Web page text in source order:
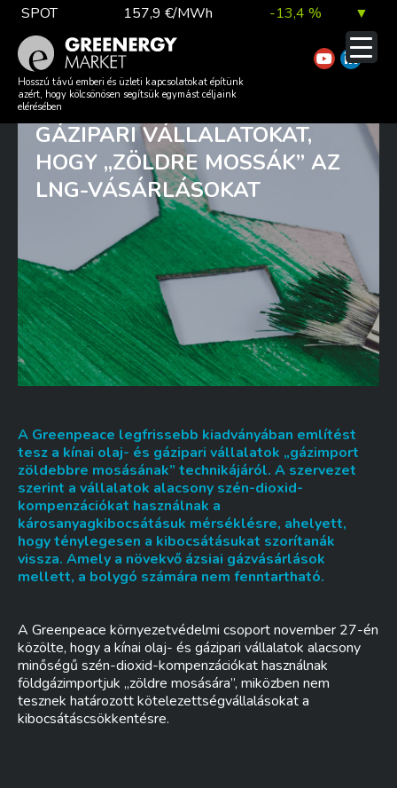
Skip
content
SPOT 157,9 €/MWh -13,4 % ▼
TTF DA 56,1 €/MWh 7,0 % ▲
EUA 81,9 €/t 1,0 %
26 140,13 0,1 %
EUR árfolyam 0,2 % ▲
Hosszú távú emberi és üzleti kapcsolatokat építünk
azért, hogy kölcsönösen segítsük egymást céljaink
elérésében
A GREENPEACE AZZAL
VÁDOLJA A KÍNAI OLAJ- ÉS
GÁZIPARI VÁLLALATOKAT,
HOGY „ZÖLDRE MOSSÁK” AZ
LNG-VÁSÁRLÁSOKAT
A Greenpeace legfrissebb kiadványában említést
tesz a kínai olaj- és gázipari vállalatok „gázimport
zöldebbre mosásának” technikájáról. A szervezet
szerint a vállalatok alacsony szén-dioxid-
kompenzációkat használnak a
károsanyagkibocsátásuk mérséklésre, ahelyett,
hogy ténylegesen a kibocsátásukat szorítanák
vissza. Amely a növekvő ázsiai gázvásárlások
mellett, a bolygó számára nem fenntartható.
A Greenpeace környezetvédelmi csoport november 27-én
közölte, hogy a kínai olaj- és gázipari vállalatok alacsony
minőségű szén-dioxid-kompenzációkat használnak
földgázimportjuk „zöldre mosására”, miközben nem
tesznek határozott kötelezettségvállalásokat a
kibocsátáscsökkentésre.